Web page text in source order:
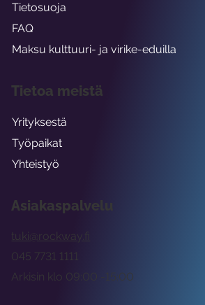
Asiakaspalvelu
tuki@rockway.fi
Arkisin klo 09:00 -15:00
045 7731 1111
Tietosuoja
FAQ
Maksu kulttuuri- ja virike-eduilla
Tietoa meistä
Yrityksestä
Työpaikat
Yhteistyö